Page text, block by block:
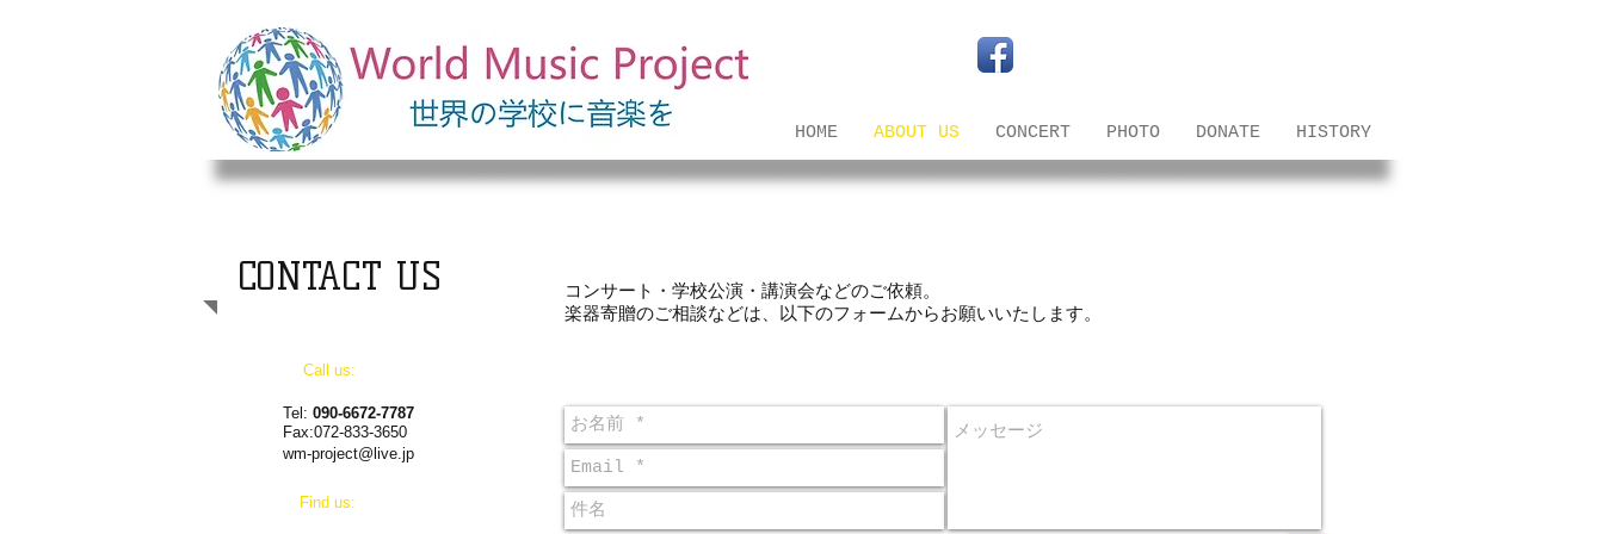
HOME ABOUT US CONCERT PHOTO DONATE HISTORY
CONTACT US
Call us:
Tel: 090-6672-7787
Fax:072-833-3650
wm-project@live.jp
​Find us:
コンサート・学校公演・講演会などのご依頼。
楽器寄贈のご相談などは、以下のフォームからお願いいたします。